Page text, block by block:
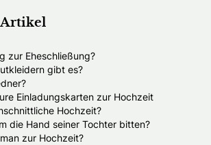
Artikel
zur Eheschließung?
gibt es?
Einladungskarten zur Hochzeit
Hochzeit?
die Hand seiner Tochter bitten?
zur Hochzeit?